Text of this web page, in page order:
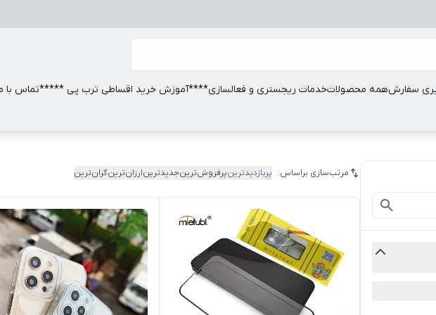
سفارشهمه محصولاتخدمات ریجستری و فعالسازی****آموزش خرید اقساطی ترب پی *****تماس با
مرتب‌سازی براساس: پربازدیدترینپرفروش‌ترینجدیدترینارزان‌ترینگران‌ترین